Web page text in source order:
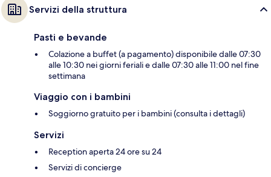
Servizi della struttura
Pasti e bevande
Colazione a buffet (a pagamento) disponibile dalle 07:30
alle 10:30 nei giorni feriali e dalle 07:30 alle 11:00 nel fine
settimana
Viaggio con i bambini
Soggiorno gratuito per i bambini (consulta i dettagli)
Servizi
Reception aperta 24 ore su 24
Servizi di concierge